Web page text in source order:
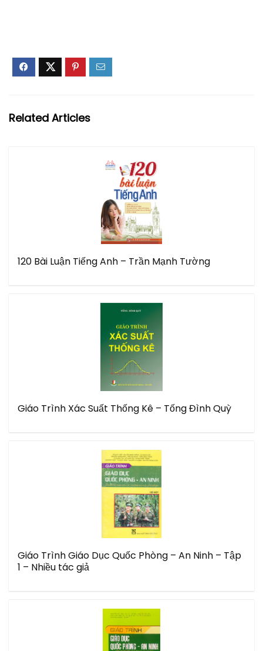
Related Articles
120 Bài Luận Tiếng Anh – Trần Mạnh Tường
Giáo Trình Xác Suất Thống Kê – Tống Đình Quỳ
Giáo Trình Giáo Dục Quốc Phòng – An Ninh – Tập
1 – Nhiều tác giả